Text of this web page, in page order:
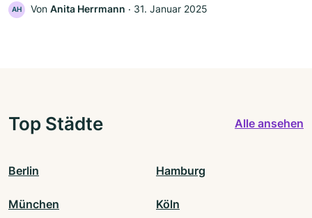
AH Von Anita Herrmann ‧ 31. Januar 2025
Top Städte Alle ansehen
Berlin Hamburg
München Köln